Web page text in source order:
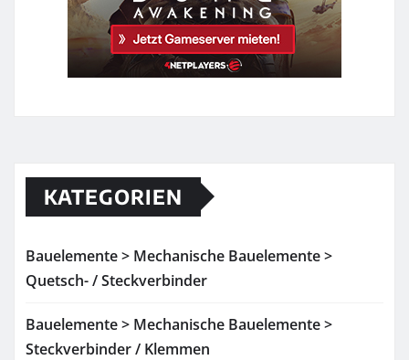
KATEGORIEN
Bauelemente > Mechanische Bauelemente >
Quetsch- / Steckverbinder
Bauelemente > Mechanische Bauelemente >
Steckverbinder / Klemmen